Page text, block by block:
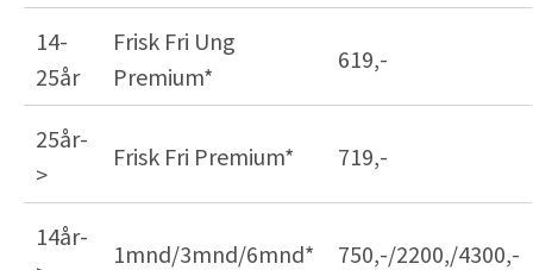
14-
25år
Frisk Fri Ung
Premium*
619,-
25år-
>
Frisk Fri Premium* 719,-
14år-
1mnd/3mnd/6mnd* 750,-/2200,/4300,-